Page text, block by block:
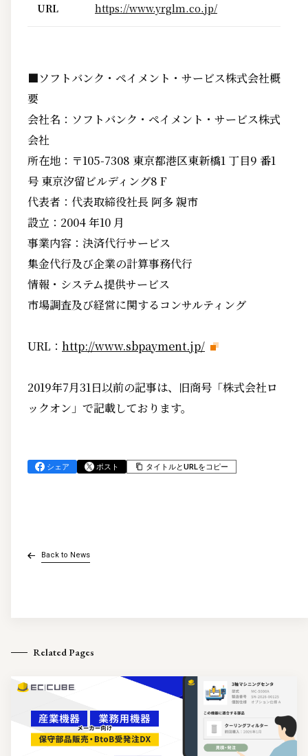
URL https://www.yrglm.co.jp/
■ソフトバンク・ペイメント・サービス株式会社概
要
会社名：ソフトバンク・ペイメント・サービス株式
会社
所在地：〒105-7308 東京都港区東新橋1 丁目9 番1
号 東京汐留ビルディング8 F
代表者：代表取締役社長 阿多 親市
設立：2004 年10 月
事業内容：決済代行サービス
集金代行及び企業の計算事務代行
情報・システム提供サービス
市場調査及び経営に関するコンサルティング
URL： http://www.sbpayment.jp/
2019年7月31日以前の記事は、旧商号「株式会社ロ
ックオン」で記載しております。
シェア ポスト タイトルとURLをコピー
Back to News
Related Pages